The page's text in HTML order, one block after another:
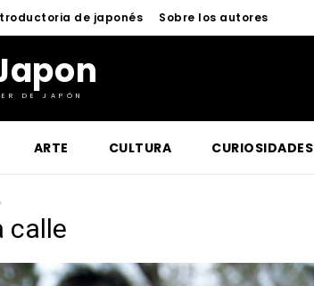
de japonés Sobre los autores
DE JAPÓN
ARTE CULTURA CURIOSIDADES
calle